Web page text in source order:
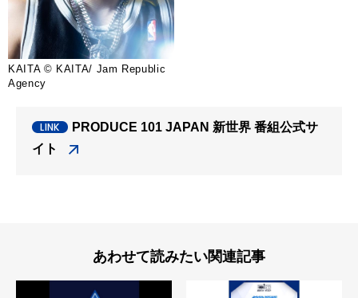
KAITA © KAITA/ Jam Republic
Agency
PRODUCE 101 JAPAN 新世界 番組公式サ
イト
あわせて読みたい関連記事